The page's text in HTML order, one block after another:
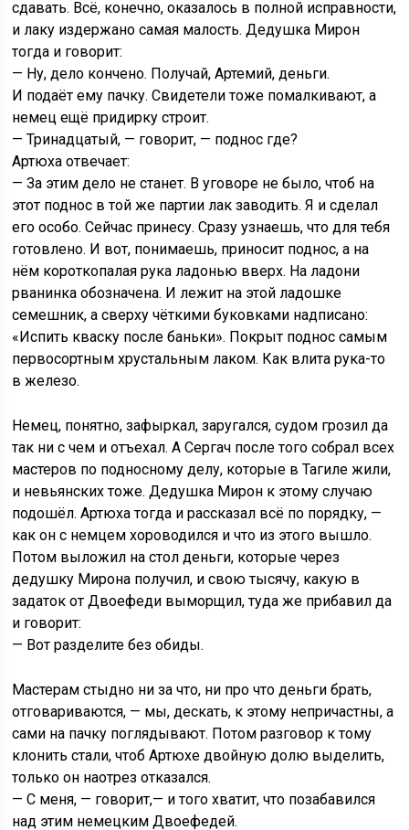
сдавать. Всё, конечно, оказалось в полной исправности,
и лаку издержано самая малость. Дедушка Мирон
тогда и говорит:
— Ну, дело кончено. Получай, Артемий, деньги.
И подаёт ему пачку. Свидетели тоже помалкивают, а
немец ещё придирку строит.
— Тринадцатый, — говорит, — поднос где?
Артюха отвечает:
— За этим дело не станет. В уговоре не было, чтоб на
этот поднос в той же партии лак заводить. Я и сделал
его особо. Сейчас принесу. Сразу узнаешь, что для тебя
готовлено. И вот, понимаешь, приносит поднос, а на
нём короткопалая рука ладонью вверх. На ладони
рванинка обозначена. И лежит на этой ладошке
семешник, а сверху чёткими буковками надписано:
«Испить кваску после баньки». Покрыт поднос самым
первосортным хрустальным лаком. Как влита рука-то
в железо.
Немец, понятно, зафыркал, заругался, судом грозил да
так ни с чем и отъехал. А Сергач после того собрал всех
мастеров по подносному делу, которые в Тагиле жили,
и невьянских тоже. Дедушка Мирон к этому случаю
подошёл. Артюха тогда и рассказал всё по порядку, —
как он с немцем хороводился и что из этого вышло.
Потом выложил на стол деньги, которые через
дедушку Мирона получил, и свою тысячу, какую в
задаток от Двоефеди выморщил, туда же прибавил да
и говорит:
— Вот разделите без обиды.
Мастерам стыдно ни за что, ни про что деньги брать,
отговариваются, — мы, дескать, к этому непричастны, а
сами на пачку поглядывают. Потом разговор к тому
клонить стали, чтоб Артюхе двойную долю выделить,
только он наотрез отказался.
— С меня, — говорит,— и того хватит, что позабавился
над этим немецким Двоефедей.